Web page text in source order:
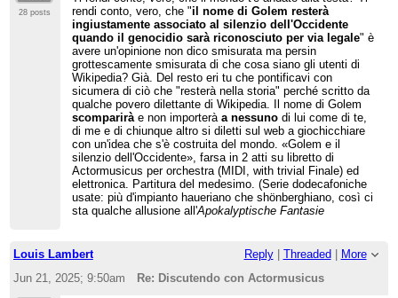
28 posts
rendi conto, vero, che "il nome di Golem resterà
ingiustamente associato al silenzio dell'Occidente
quando il genocidio sarà riconosciuto per via legale" è
avere un'opinione non dico smisurata ma persin
grottescamente smisurata di che cosa siano gli utenti di
Wikipedia? Già. Del resto eri tu che pontificavi con
sicumera di ciò che "resterà nella storia" perché scritto da
qualche povero dilettante di Wikipedia. Il nome di Golem
scompariràe non importeràa nessuno di lui come di te,
di me e di chiunque altro si diletti sul web a giochicchiare
con un'idea che s'è costruita del mondo. «Golem e il
silenzio dell'Occidente», farsa in 2 atti su libretto di
Actormusicus per orchestra (MIDI, with trivial Finale) ed
elettronica. Partitura del medesimo. (Serie dodecafoniche
usate: più d'impianto haueriano che shönberghiano, così ci
sta qualche allusione all'Apokalyptische Fantasie
Louis Lambert Reply| Threaded
More
Jun 21, 2025; 9:50am
Re: Discutendo con Actormusicus